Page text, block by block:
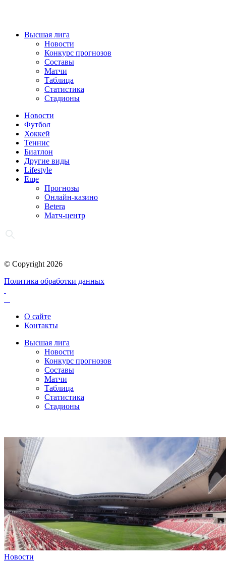
Высшая лига
Новости
Конкурс прогнозов
Составы
Матчи
Таблица
Статистика
Стадионы
Новости
Футбол
Хоккей
Теннис
Биатлон
Другие виды
Lifestyle
Еще
Прогнозы
Онлайн-казино
Betera
Матч-центр
© Copyright 2026
Политика обработки данных
О сайте
Контакты
Высшая лига
Новости
Конкурс прогнозов
Составы
Матчи
Таблица
Статистика
Стадионы
Новости